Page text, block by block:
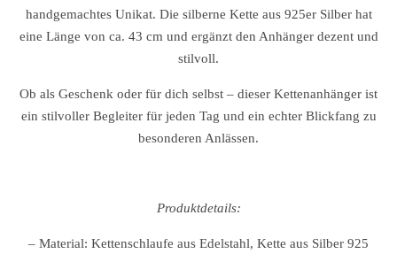
handgemachtes Unikat. Die silberne Kette aus 925er Silber hat
eine Länge von ca. 43 cm und ergänzt den Anhänger dezent und
stilvoll.
Ob als Geschenk oder für dich selbst – dieser Kettenanhänger ist
ein stilvoller Begleiter für jeden Tag und ein echter Blickfang zu
besonderen Anlässen.
Produktdetails:
– Material: Kettenschlaufe aus Edelstahl, Kette aus Silber 925